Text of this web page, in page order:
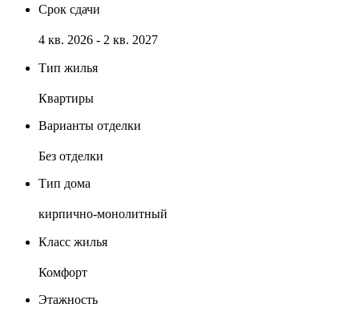
Срок сдачи
4 кв. 2026 - 2 кв. 2027
Тип жилья
Квартиры
Варианты отделки
Без отделки
Тип дома
кирпично-монолитный
Класс жилья
Комфорт
Этажность